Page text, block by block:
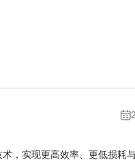
，实现更高效率、更低损耗